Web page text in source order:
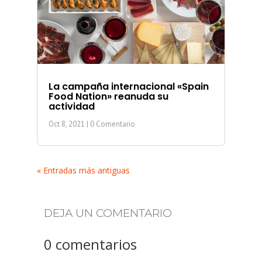
La campaña internacional «Spain
Food Nation» reanuda su
actividad
Oct 8, 2021 | 0 Comentario
« Entradas más antiguas
DEJA UN COMENTARIO
0 comentarios